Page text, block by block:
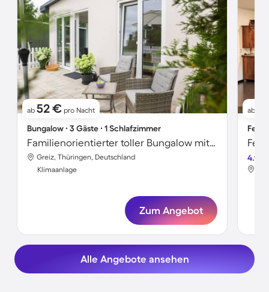
ab 52 € pro Nacht
Bungalow ∙ 3 Gäste ∙ 1 Schlafzimmer
Familienorientierter toller Bungalow mit Garten und Grill | Naturblick | Hunde erlaubt
Greiz, Thüringen, Deutschland
Klimaanlage
Zum Angebot
ab
4.9
Alle Angebote ansehen